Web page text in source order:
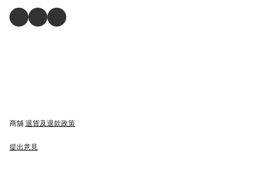
商舖 退貨及退款政策
提出意見